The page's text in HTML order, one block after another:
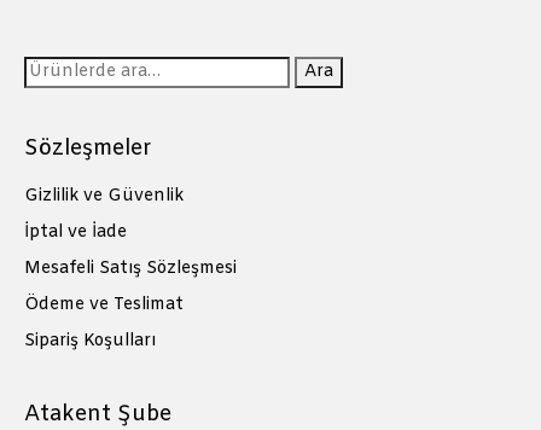
Ara: Ara
Sözleşmeler
Gizlilik ve Güvenlik
İptal ve İade
Mesafeli Satış Sözleşmesi
Ödeme ve Teslimat
Sipariş Koşulları
Atakent Şube